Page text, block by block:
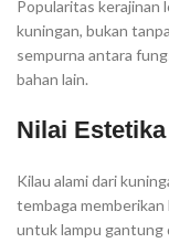
Popularitas kerajinan
kuningan, bukan
sempurna antara
bahan lain.
Nilai
Kilau alami dari
tembaga memberikan
untuk lampu gantung